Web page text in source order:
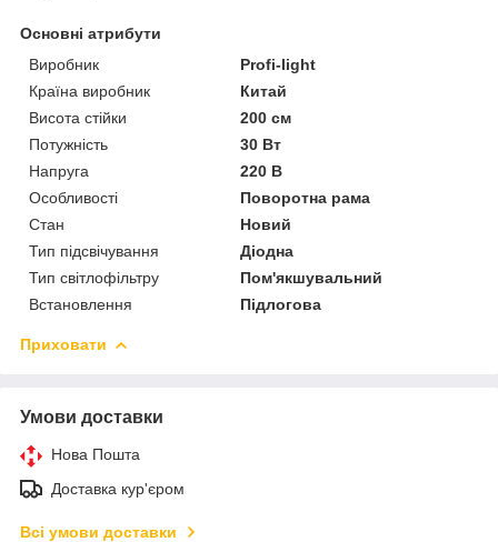
Основні атрибути
Виробник
Profi-light
Країна виробник
Китай
Висота стійки
200 см
Потужність
30 Вт
Напруга
220 В
Особливості
Поворотна рама
Стан
Новий
Тип підсвічування
Діодна
Тип світлофільтру
Пом'якшувальний
Встановлення
Підлогова
Приховати
Умови доставки
Нова Пошта
Доставка кур'єром
Всі умови доставки